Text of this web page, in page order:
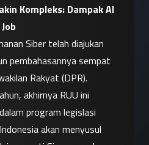
Kompleks: Dampak AI
Siber telah diajukan
pembahasannya sempat
Rakyat (DPR).
akhirnya RUU ini
program legislasi
akan menyusul